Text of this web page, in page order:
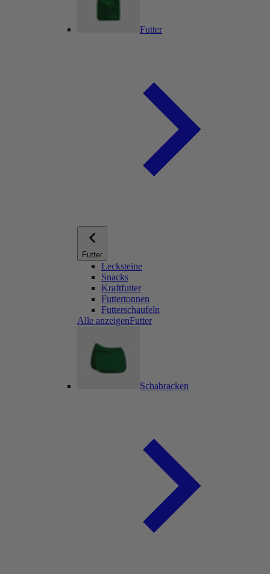
Futter
Futter
Lecksteine
Snacks
Kraftfutter
Futtertonnen
Futterschaufeln
Alle anzeigenFutter
Schabracken